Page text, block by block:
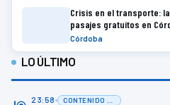
Crisis en el transporte:
pasajes gratuitos en
Córdoba
LO ÚLTIMO
23:58